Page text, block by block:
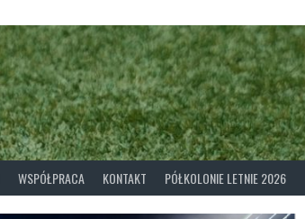
WSPÓŁPRACA KONTAKT PÓŁKOLONIE LETNIE 2026